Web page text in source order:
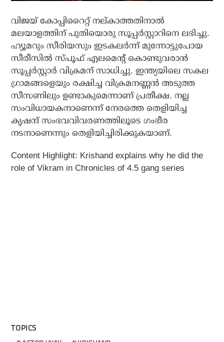
വിജയ് കോപ്പിറൈറ്റ് നല്കാത്തതിനാല്‍
മലയാളത്തിന് പുതിയൊരു സൂപ്പര്‍സ്റ്റാറിനെ ലഭിച്ചു.
ഹ്യൂമറും സീരിയസും ഇടകലര്‍ന്ന് മുന്നോട്ടുപോയ
സീരീസില്‍ സ്പൂഫ് എലമെന്റ് കൊണ്ടുവരാന്‍
സൂപ്പര്‍സ്റ്റാര്‍ വിക്രമന് സാധിച്ചു. ഇന്ത്യയിലെ സകല
ഗ്രാമങ്ങളെയും രക്ഷിച്ച വിക്രമനണ്ണന്‍ അടുത്ത
സീസണിലും ഉണ്ടാകുമെന്നാണ് പ്രതീക്ഷ. നല്ല
സംവിധായകനാണെന്ന് നേരത്തെ തെളിയിച്ച
കൃഷന്ദ് സംഭവവിവരണത്തിലൂടെ ഗംഭീര
നടനാണെന്നും തെളിയിച്ചിരിക്കുകയാണ്.
Content Highlight: Krishand explains why he did the
role of Vikram in Chronicles of 4.5 gang series
TOPICS